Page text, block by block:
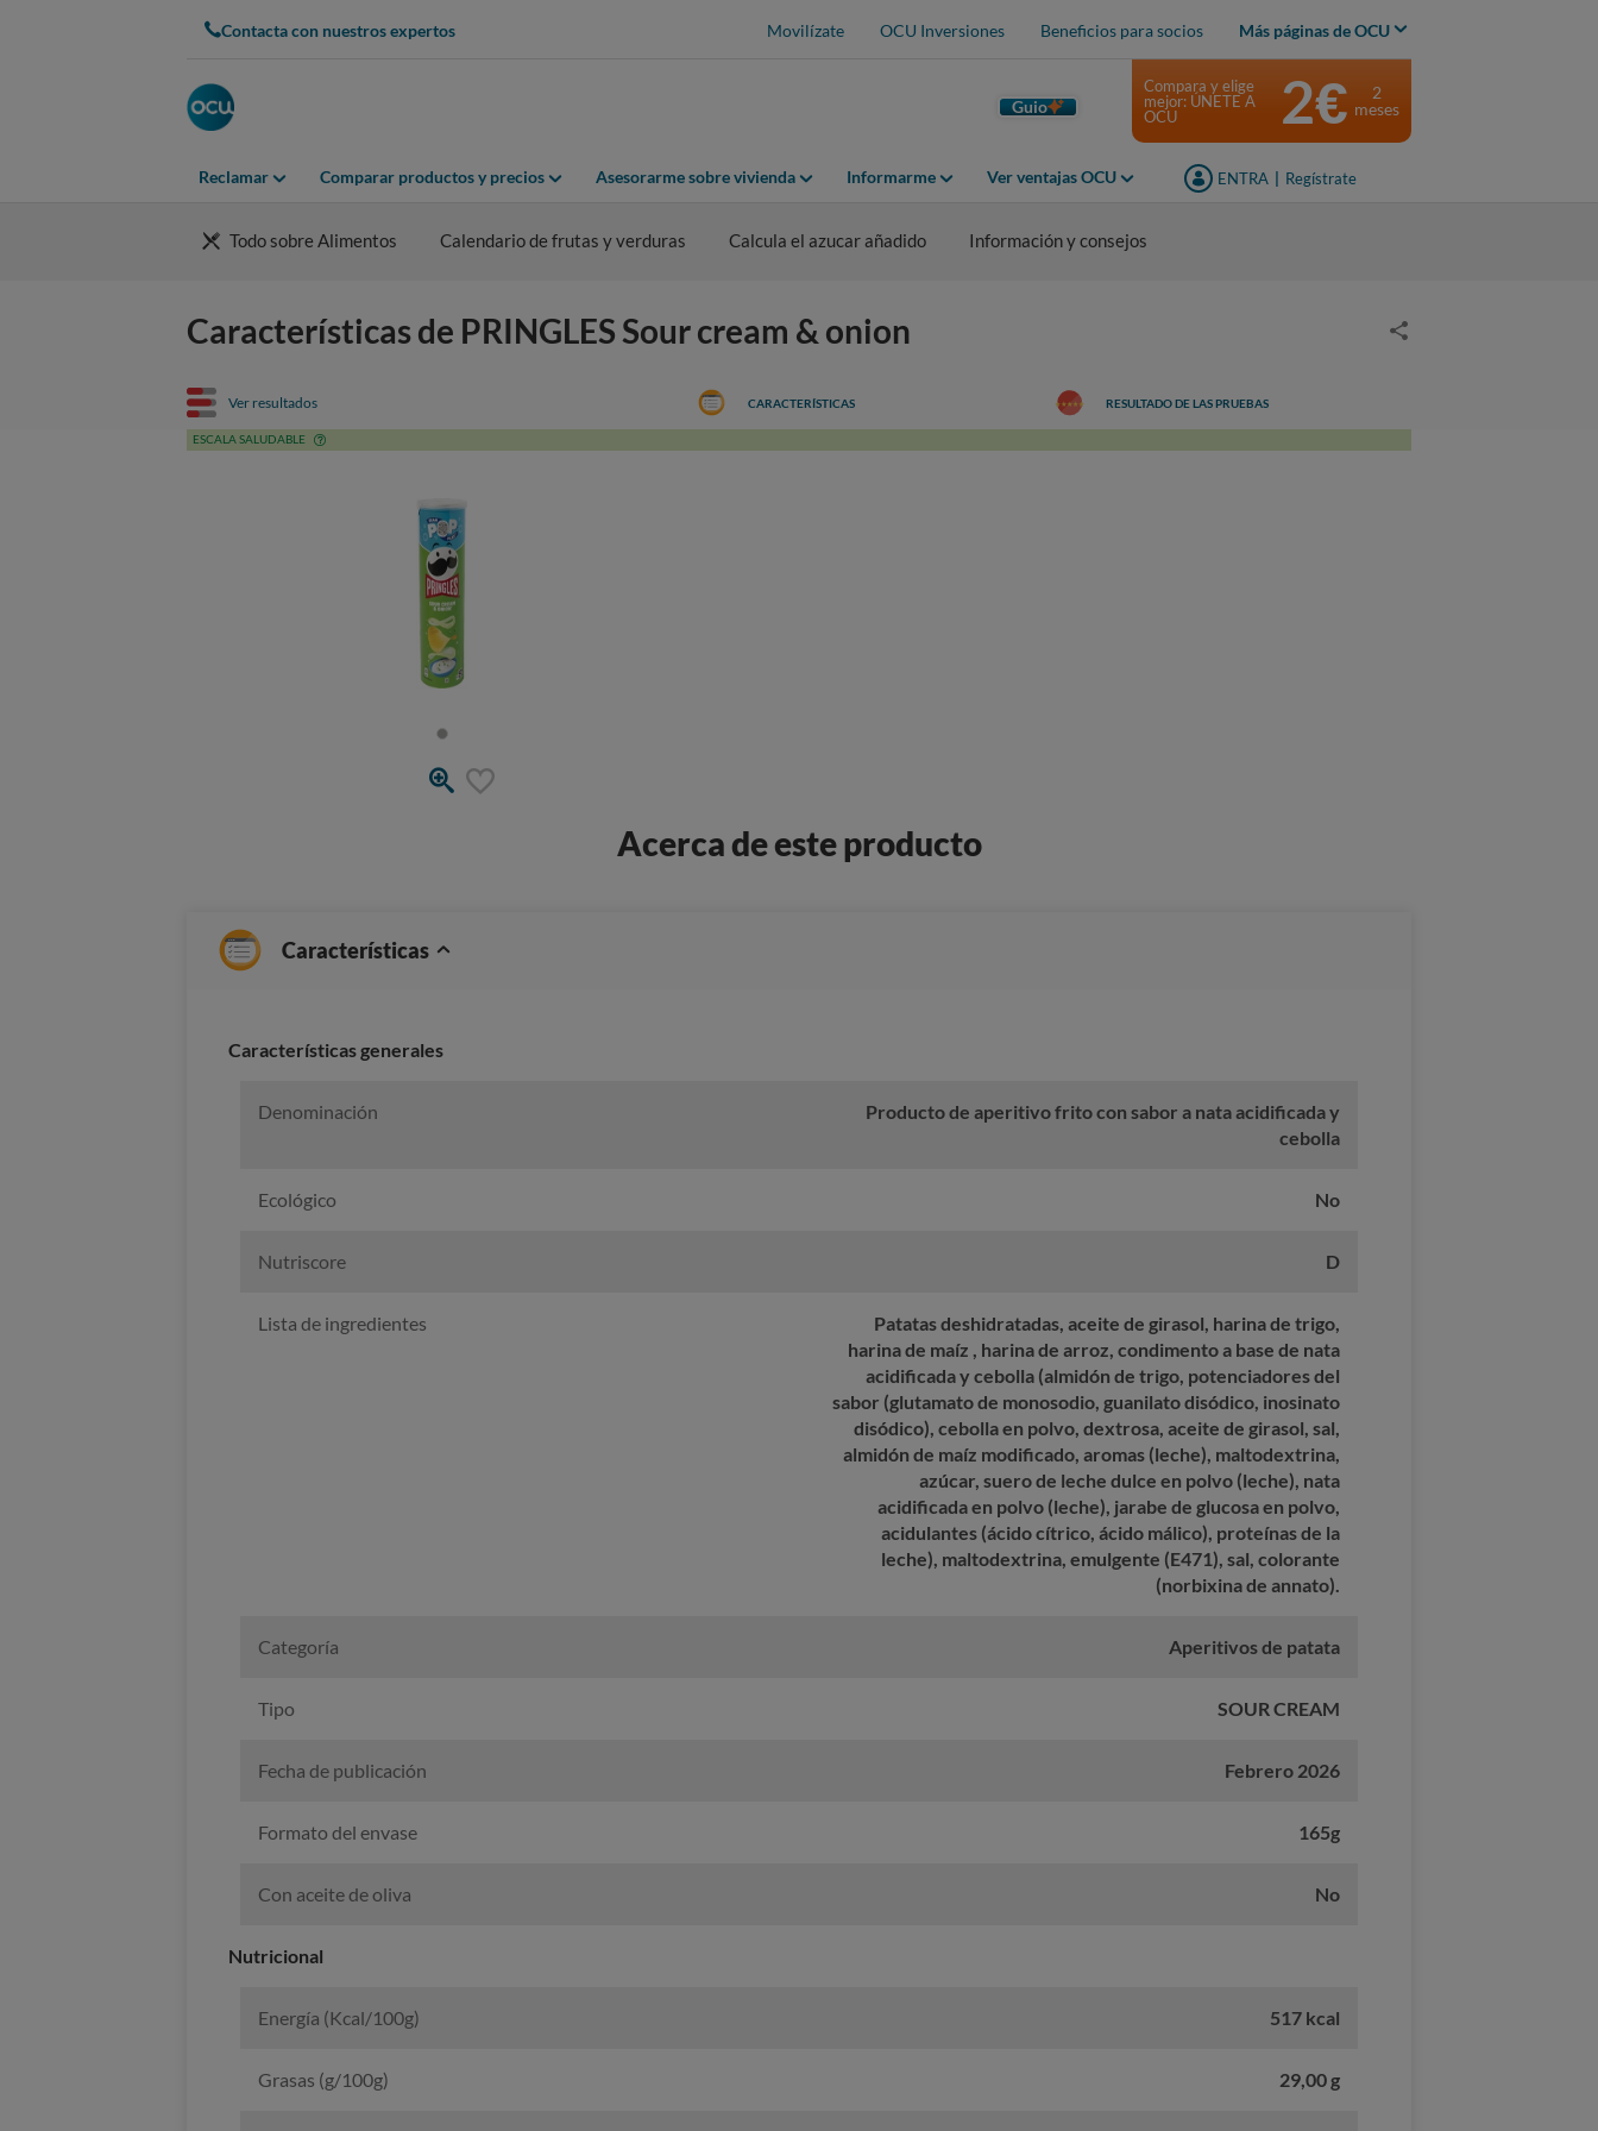
Contacta con nuestros expertos Movilízate OCU Inversiones Beneficios para socios Más páginas de OCU
Guio
Reclamar Comparar productos y precios Asesorarme sobre vivienda Informarme Ver ventajas OCU ENTRA Regístrate
Compara y elige
mejor: ÚNETE A
OCU
2€
2
meses
Todo sobre Alimentos Calendario de frutas y verduras Calcula el azucar añadido Información y consejos
Características de PRINGLES Sour cream & onion
Ver resultados
ESCALA SALUDABLE
CARACTERÍSTICAS RESULTADO DE LAS PRUEBAS
Acerca de este producto
Características
Características generales
Denominación
Producto de aperitivo frito con sabor a nata acidificada y
cebolla
Ecológico No
Nutriscore D
Lista de ingredientes
Patatas deshidratadas, aceite de girasol, harina de trigo,
harina de maíz , harina de arroz, condimento a base de nata
acidificada y cebolla (almidón de trigo, potenciadores del
sabor (glutamato de monosodio, guanilato disódico, inosinato
disódico), cebolla en polvo, dextrosa, aceite de girasol, sal,
almidón de maíz modificado, aromas (leche), maltodextrina,
azúcar, suero de leche dulce en polvo (leche), nata
acidificada en polvo (leche), jarabe de glucosa en polvo,
acidulantes (ácido cítrico, ácido málico), proteínas de la
leche), maltodextrina, emulgente (E471), sal, colorante
(norbixina de annato).
Categoría Aperitivos de patata
Tipo SOUR CREAM
Fecha de publicación Febrero 2026
Formato del envase 165g
Con aceite de oliva No
Nutricional
Energía (Kcal/100g) 517 kcal
Grasas (g/100g) 29,00 g